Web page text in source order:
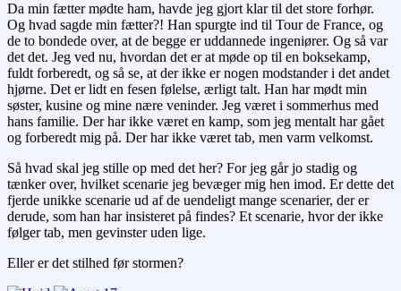
Da min fætter mødte ham, havde jeg gjort klar til det store forhør.
Og hvad sagde min fætter?! Han spurgte ind til Tour de France, og
de to bondede over, at de begge er uddannede ingeniører. Og så var
det det. Jeg ved nu, hvordan det er at møde op til en boksekamp,
fuldt forberedt, og så se, at der ikke er nogen modstander i det andet
hjørne. Det er lidt en fesen følelse, ærligt talt. Han har mødt min
søster, kusine og mine nære veninder. Jeg været i sommerhus med
hans familie. Der har ikke været en kamp, som jeg mentalt har gået
og forberedt mig på. Der har ikke været tab, men varm velkomst.
Så hvad skal jeg stille op med det her? For jeg går jo stadig og
tænker over, hvilket scenarie jeg bevæger mig hen imod. Er dette det
fjerde unikke scenarie ud af de uendeligt mange scenarier, der er
derude, som han har insisteret på findes? Et scenarie, hvor der ikke
følger tab, men gevinster uden lige.
Eller er det stilhed før stormen?